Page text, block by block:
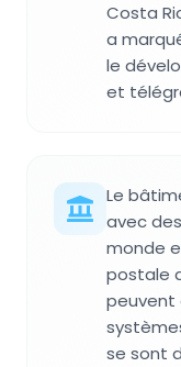
Costa
a
le
et
Le
avec
monde
postale
peuvent
se sont